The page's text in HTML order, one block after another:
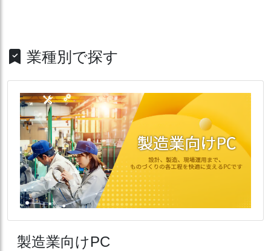
業種別で探す
製造業向けPC